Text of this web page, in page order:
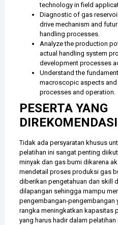
technology in field
Diagnostic of gas
drive mechanism and
handling processes.
Analyze the production
actual handling system
development processes
Understand the
macroscopic aspects
processes and operation.
PESERTA YANG
Tidak ada persyaratan khusus
pelatihan ini sangat penting
minyak dan gas bumi dikarena
mendetail proses produksi gas
diberikan pengetahuan dan skill
dilapangan sehingga mampu
pengembangan-pengembangan
rangka meningkatkan kapasitas
yang harus hadir dalam